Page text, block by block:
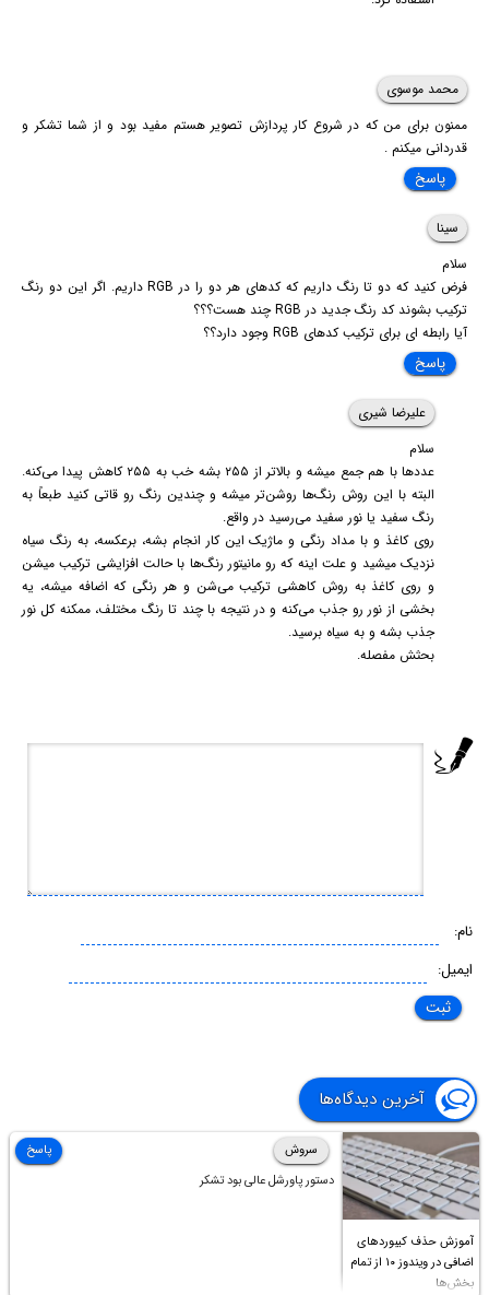
محمد موسوی
ممنون برای من که در شروع کار پردازش تصویر هستم مفید بود و از شما تشکر و
قدردانی میکنم .
پاسخ
سینا
سلام
فرض کنید که دو تا رنگ داریم که کدهای هر دو را در RGB داریم. اگر این دو رنگ
ترکیب بشوند کد رنگ جدید در RGB چند هست؟؟؟
آیا رابطه ای برای ترکیب کدهای RGB وجود دارد؟؟
پاسخ
علیرضا شیری
سلام
عددها با هم جمع میشه و بالاتر از ۲۵۵ بشه خب به ۲۵۵ کاهش پیدا می‌کنه.
البته با این روش رنگ‌ها روشن‌تر میشه و چندین رنگ رو قاتی کنید طبعاً به
رنگ سفید یا نور سفید می‌رسید در واقع.
روی کاغذ و با مداد رنگی و ماژیک این کار انجام بشه، برعکسه، به رنگ سیاه
نزدیک میشید و علت اینه که رو مانیتور رنگ‌ها با حالت افزایشی ترکیب میشن
و روی کاغذ به روش کاهشی ترکیب می‌شن و هر رنگی که اضافه میشه، یه
بخشی از نور رو جذب می‌کنه و در نتیجه با چند تا رنگ مختلف، ممکنه کل نور
جذب بشه و به سیاه برسید.
بحثش مفصله.
نام:
ایمیل:
آخرین دیدگاه‌ها
آموزش حذف کیبوردهای
اضافی در ویندوز ۱۰ از تمام
بخش‌ها
سروش
دستور پاورشل عالی بود تشکر
پاسخ